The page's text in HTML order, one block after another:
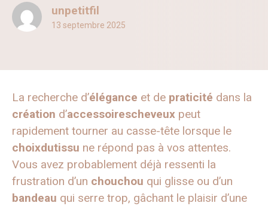
unpetitfil
13 septembre 2025
La recherche d’élégance et de praticité dans la
création d’accessoirescheveux peut
rapidement tourner au casse-tête lorsque le
choixdutissu ne répond pas à vos attentes.
Vous avez probablement déjà ressenti la
frustration d’un chouchou qui glisse ou d’un
bandeau qui serre trop, gâchant le plaisir d’une